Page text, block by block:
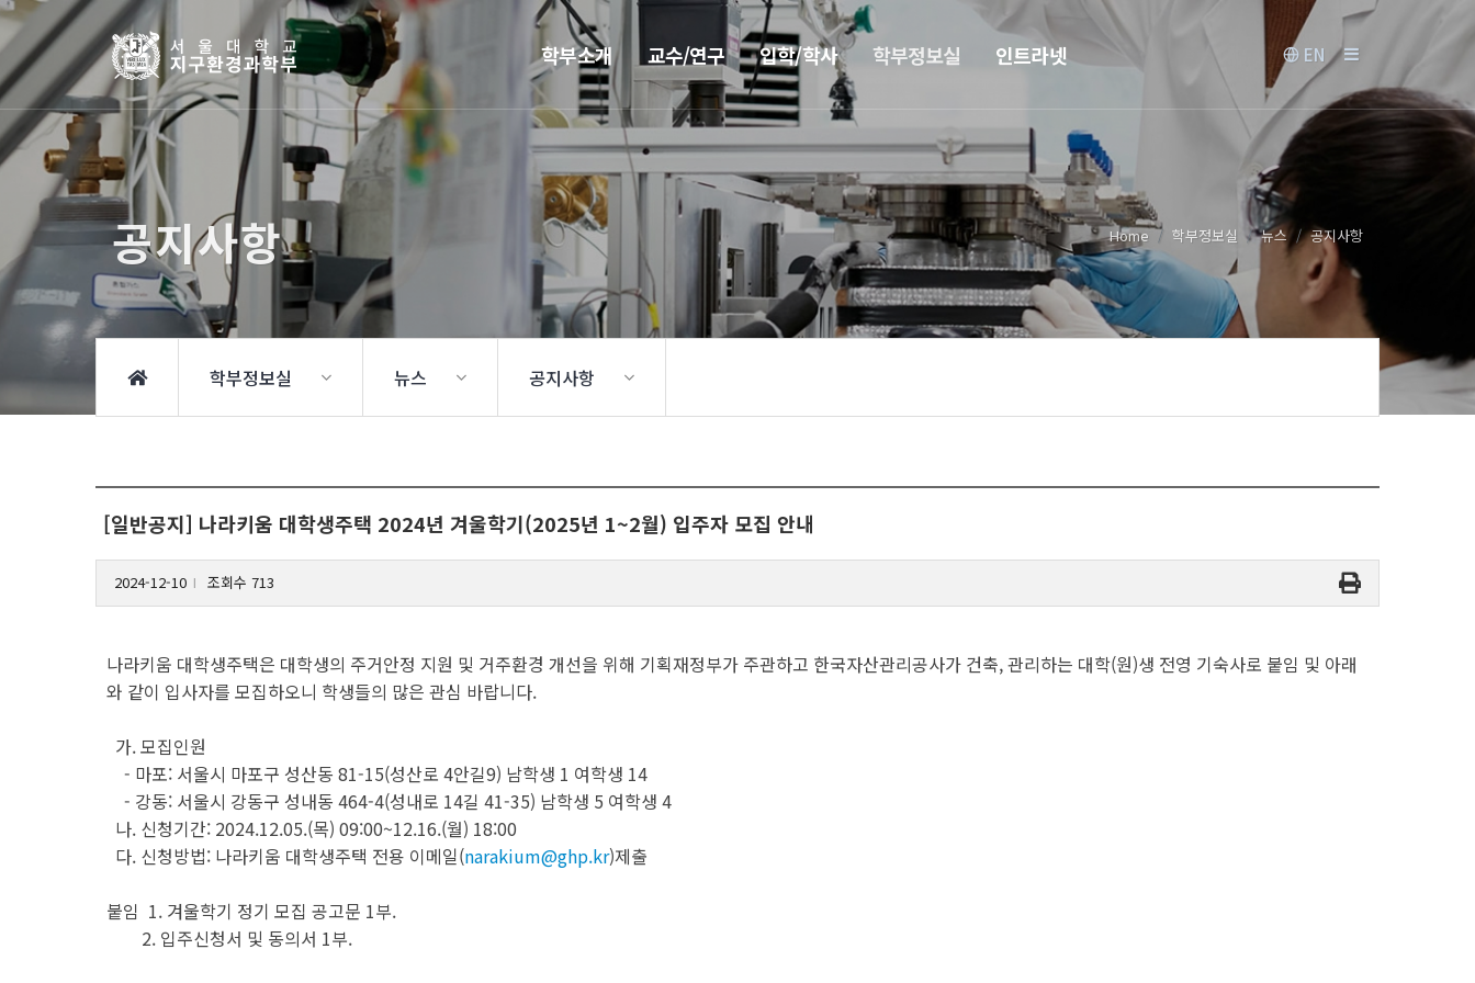
학부소개 교수/연구 입학/학사 학부정보실 인트라넷 EN
공지사항 Home 학부정보실 뉴스 공지사항
학부정보실 뉴스 공지사항
[일반공지] 나라키움 대학생주택 2024년 겨울학기(2025년 1~2월) 입주자 모집 안내
2024-12-10 조회수 713
나라키움 대학생주택은 대학생의 주거안정 지원 및 거주환경 개선을 위해 기획재정부가 주관하고 한국자산관리공사가 건축, 관리하는 대학(원)생 전영 기숙사로 붙임 및 아래
와 같이 입사자를 모집하오니 학생들의 많은 관심 바랍니다.
가. 모집인원
- 마포: 서울시 마포구 성산동 81-15(성산로 4안길9) 남학생 1 여학생 14
- 강동: 서울시 강동구 성내동 464-4(성내로 14길 41-35) 남학생 5 여학생 4
나. 신청기간: 2024.12.05.(목) 09:00~12.16.(월) 18:00
다. 신청방법: 나라키움 대학생주택 전용 이메일(narakium@ghp.kr)제출
붙임 1. 겨울학기 정기 모집 공고문 1부.
2. 입주신청서 및 동의서 1부.